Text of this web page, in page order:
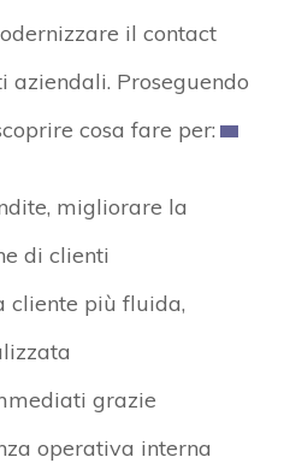
il contact
aziendali. Proseguendo
cosa fare per:
migliorare la
di clienti
cliente più fluida,
grazie
operativa interna